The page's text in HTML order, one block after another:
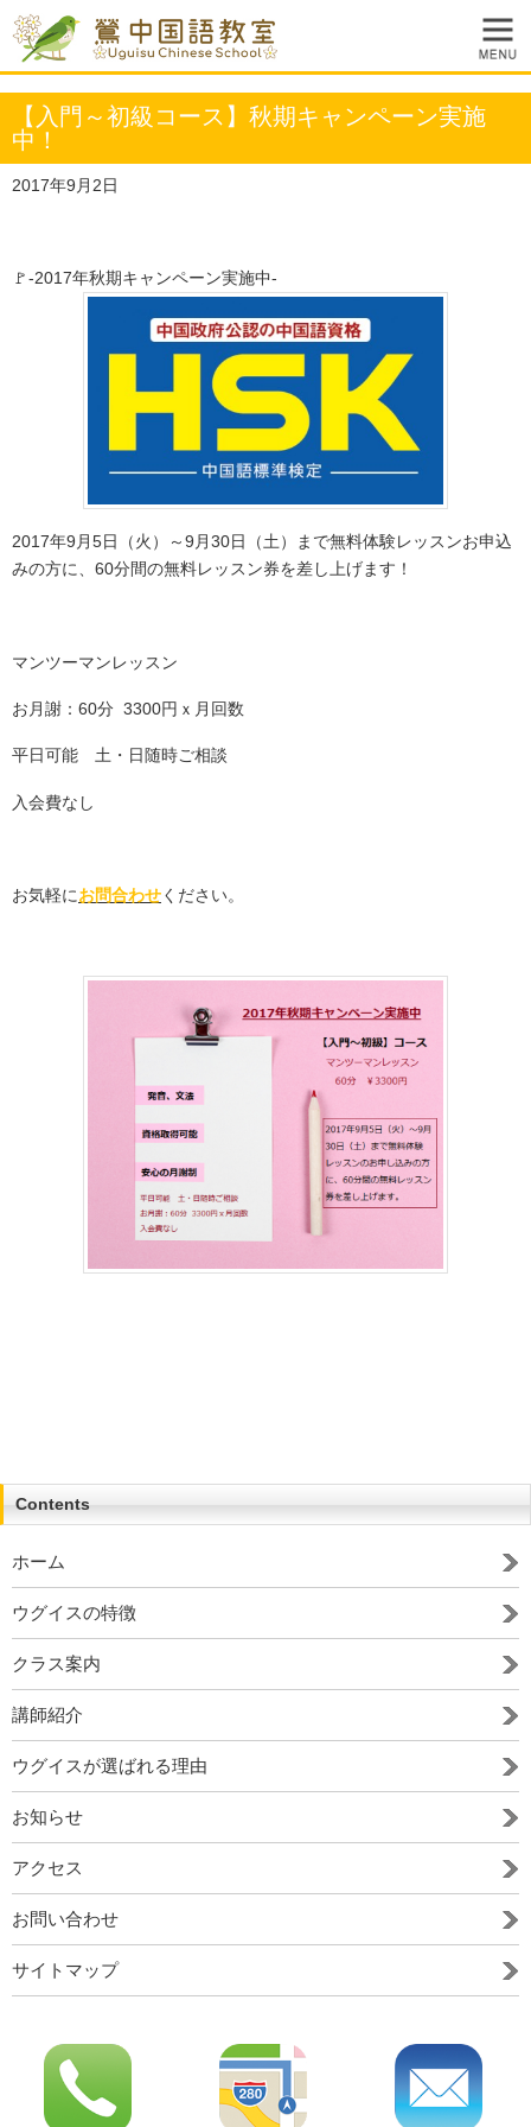
【入門～初級コース】秋期キャンペーン実施
中！
2017年9月2日
🚩-2017年秋期キャンペーン実施中-
2017年9月5日（火）～9月30日（土）まで無料体験レッスンお申込
みの方に、60分間の無料レッスン券を差し上げます！
マンツーマンレッスン
お月謝：60分 3300円ｘ月回数
平日可能 土・日随時ご相談
入会費なし
お気軽にお問合わせ ください。
Contents
ホーム
ウグイスの特徴
クラス案内
講師紹介
ウグイスが選ばれる理由
お知らせ
アクセス
お問い合わせ
サイトマップ